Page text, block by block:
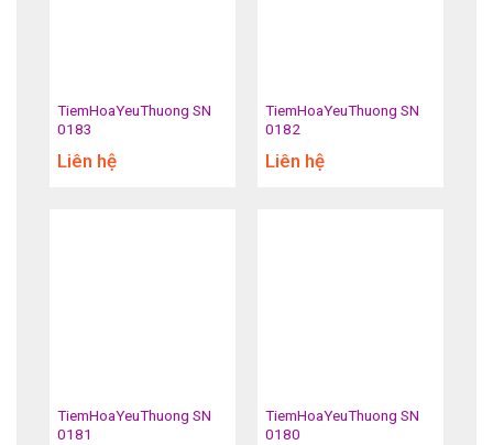
TiemHoaYeuThuong SN
0183
Liên hệ
TiemHoaYeuThuong SN
0182
Liên hệ
TiemHoaYeuThuong SN
0181
TiemHoaYeuThuong SN
0180